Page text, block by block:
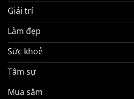
Giải trí
Làm đẹp
Sức khoẻ
Tâm sự
Mua sắm